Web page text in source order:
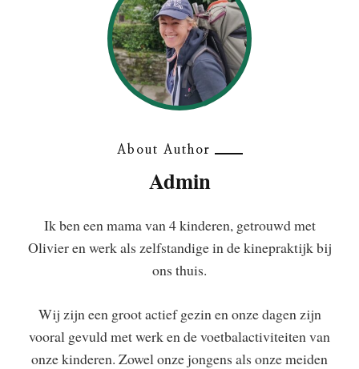
About Author
Admin
Ik ben een mama van 4 kinderen, getrouwd met
Olivier en werk als zelfstandige in de kinepraktijk bij
ons thuis.
Wij zijn een groot actief gezin en onze dagen zijn
vooral gevuld met werk en de voetbalactiviteiten van
onze kinderen. Zowel onze jongens als onze meiden